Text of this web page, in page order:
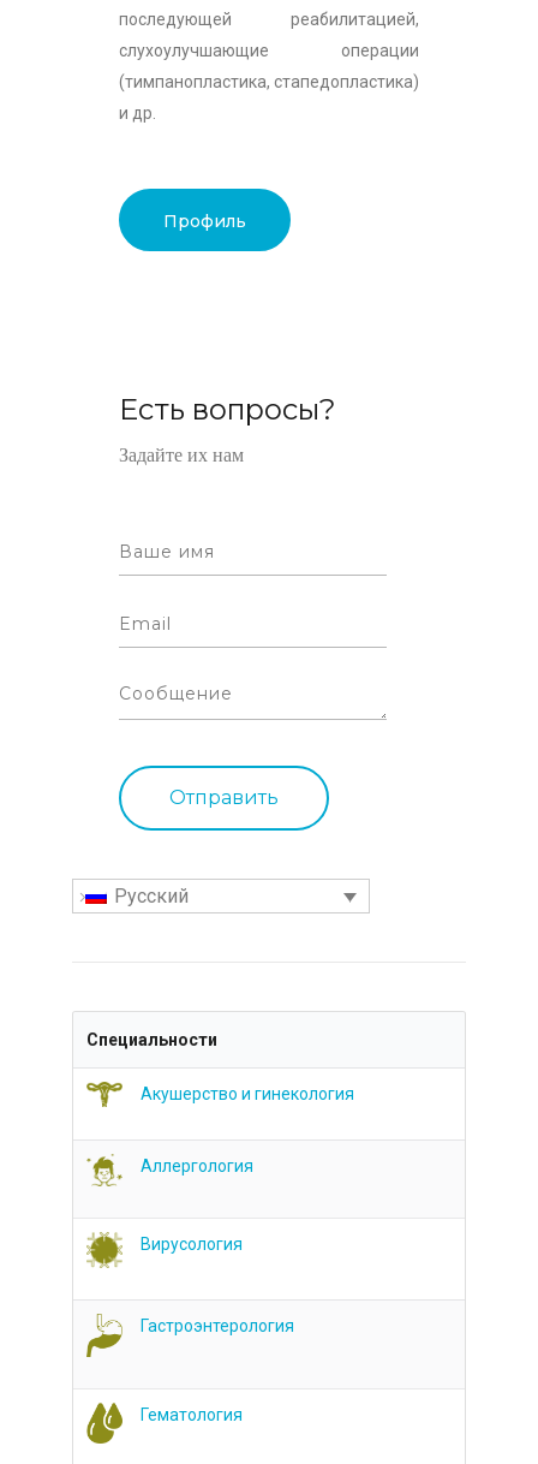
последующей реабилитацией,
слухоулучшающие операции
(тимпанопластика, стапедопластика)
и др.
Профиль
Есть вопросы?
Задайте их нам
Русский
Специальности
Акушерство и гинекология
Аллергология
Вирусология
Гастроэнтерология
Гематология